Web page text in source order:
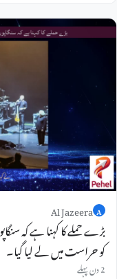
A
Al Jazeera
بڑے حملے کا کہنا ہے کہ
کو حراست میں لے لیا گیا۔
2 دن پہلے